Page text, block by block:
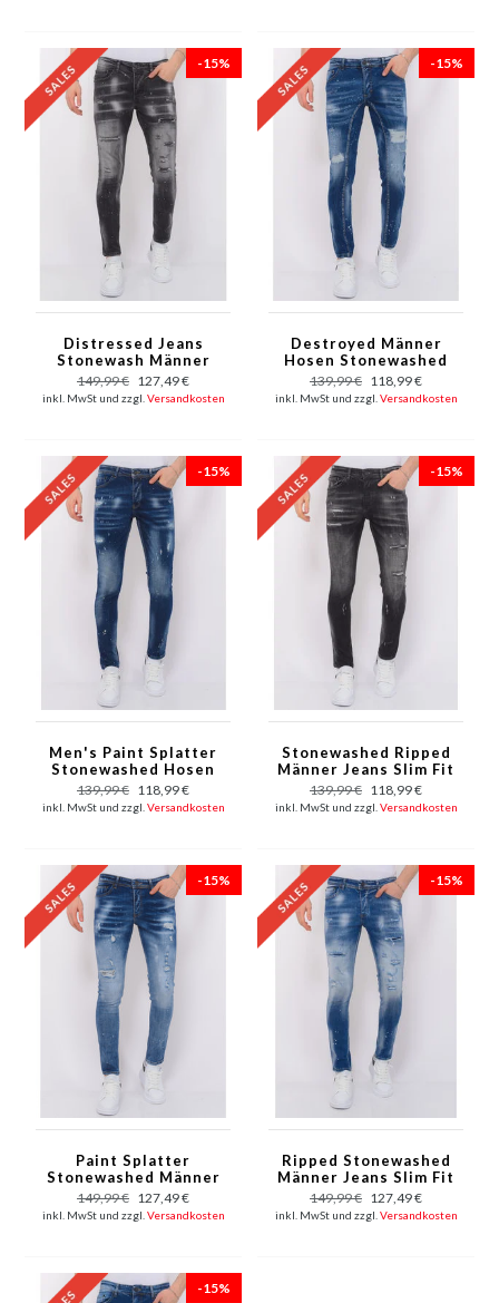
-15%
Distressed Jeans
Stonewash Männer
Slim Fit -1087-
Schwarz
149,99 € 127,49 €
inkl. MwSt und zzgl. Versandkosten
-15%
Destroyed Männer
Hosen Stonewashed
Slim Fit - 1083 - Blau
139,99 € 118,99 €
inkl. MwSt und zzgl. Versandkosten
-15%
Men's Paint Splatter
Stonewashed Hosen
Slim Fit -1077- Blau
139,99 € 118,99 €
inkl. MwSt und zzgl. Versandkosten
-15%
Stonewashed Ripped
Männer Jeans Slim Fit
-1085 - Schwarz
139,99 € 118,99 €
inkl. MwSt und zzgl. Versandkosten
-15%
Paint Splatter
Stonewashed Männer
Jeans Slim Fit - 1079 -
Blau
149,99 € 127,49 €
inkl. MwSt und zzgl. Versandkosten
-15%
Ripped Stonewashed
Männer Jeans Slim Fit
- 1073 - Blau
149,99 € 127,49 €
inkl. MwSt und zzgl. Versandkosten
-15%